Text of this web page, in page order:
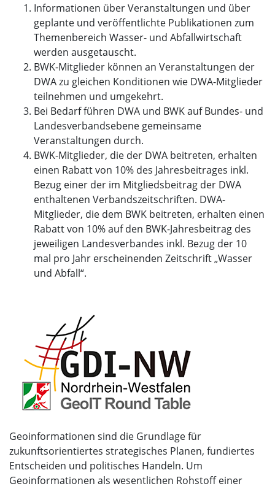
Informationen über Veranstaltungen und über
geplante und veröffentlichte Publikationen zum
Themenbereich Wasser- und Abfallwirtschaft
werden ausgetauscht.
BWK-Mitglieder können an Veranstaltungen der
DWA zu gleichen Konditionen wie DWA-Mitglieder
teilnehmen und umgekehrt.
Bei Bedarf führen DWA und BWK auf Bundes- und
Landesverbandsebene gemeinsame
Veranstaltungen durch.
BWK-Mitglieder, die der DWA beitreten, erhalten
einen Rabatt von 10% des Jahresbeitrages inkl.
Bezug einer der im Mitgliedsbeitrag der DWA
enthaltenen Verbandszeitschriften. DWA-
Mitglieder, die dem BWK beitreten, erhalten einen
Rabatt von 10% auf den BWK-Jahresbeitrag des
jeweiligen Landesverbandes inkl. Bezug der 10
mal pro Jahr erscheinenden Zeitschrift „Wasser
und Abfall“.
Geoinformationen sind die Grundlage für
zukunftsorientiertes strategisches Planen, fundiertes
Entscheiden und politisches Handeln. Um
Geoinformationen als wesentlichen Rohstoff einer